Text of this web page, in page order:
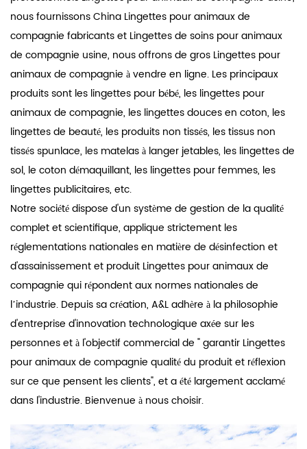
nous fournissonsChina Lingettes pour animaux de
compagnie fabricantset Lingettes de soins pour animaux
de compagnie usine, nous offronsde gros Lingettes pour
animaux de compagnie à vendre en ligne. Les principaux
produits sont les lingettes pour bébé, les lingettes pour
animaux de compagnie, les lingettes douces en coton, les
lingettes de beauté, les produits non tissés, les tissus non
tissés spunlace, les matelas à langer jetables, les lingettes de
sol, le coton démaquillant, les lingettes pour femmes, les
lingettes publicitaires, etc.
Notre société dispose d'un système de gestion de la qualité
complet et scientifique, applique strictement les
réglementations nationales en matière de désinfection et
d'assainissement et produit Lingettes pour animaux de
compagnie qui répondent aux normes nationales de
l’industrie. Depuis sa création, A&L adhère à la philosophie
d'entreprise d'innovation technologique axée sur les
personnes et à l'objectif commercial de " garantir Lingettes
pour animaux de compagnie qualité du produit et réflexion
sur ce que pensent les clients", et a été largement acclamé
dans l'industrie. Bienvenue à nous choisir.